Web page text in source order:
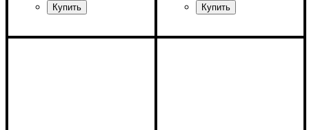
Ширина: 140 см
Ширина: 120 см